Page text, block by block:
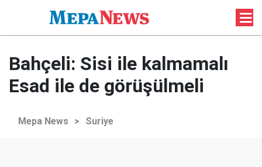
Bahçeli: Sisi ile kalmamalı
Esad ile de görüşülmeli
Mepa News > Suriye